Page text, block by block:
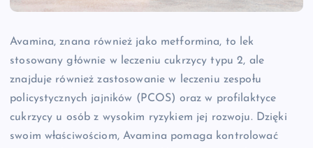
Avamina, znana również jako metformina, to lek
stosowany głównie w leczeniu cukrzycy typu 2, ale
znajduje również zastosowanie w leczeniu zespołu
policystycznych jajników (PCOS) oraz w profilaktyce
cukrzycy u osób z wysokim ryzykiem jej rozwoju. Dzięki
swoim właściwościom, Avamina pomaga kontrolować